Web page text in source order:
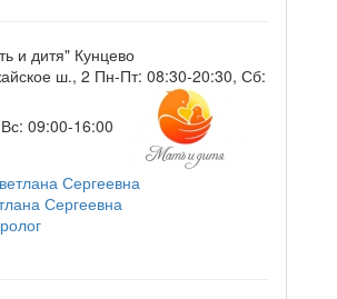
и дитя" Кунцево
ш., 2 Пн-Пт: 08:30-20:30, Сб:
09:00-16:00
Сергеевна